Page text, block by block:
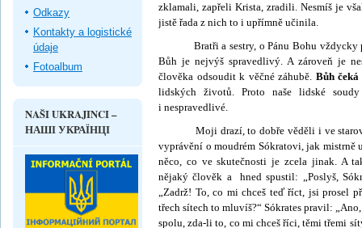
zklamali, zapřeli Krista, zradili. Nesmíš je
jistě řada z nich to i upřímně učinila.
Bratři a sestry, o Pánu Bohu vždycky
Bůh je nejvýš spravedlivý. A zároveň je
člověka odsoudit k věčné zá­hubě. Bůh
lidských životů. Proto naše lidské
i nespravedlivé.
Moji drazí, to dobře věděli i ve
vyprávění o moudrém Sókratovi, jak
něco, co ve skuteč­nosti je zcela jinak. A
nějaký člověk a hned spustil: „Poslyš,
„Zadrž! To, co mi chceš teď říct, jsi prosel
třech sítech to mluvíš?“ Sókrates pravil:
spolu, zda-li to, co mi chceš říci, těmi třemi
Odkazy
Kontakty a logistické
údaje
Fotoalbum
NAŠI UKRAJINCI –
НАШІ УКРАЇНЦІ